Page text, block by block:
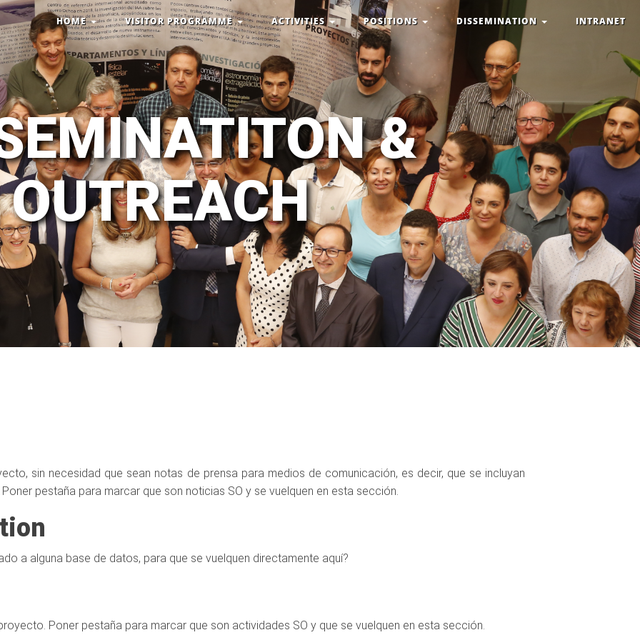
HOME VISITOR PROGRAMME ACTIVITIES POSITIONS DISSEMINATION INTRANET
&
OUTREACH
sin necesidad que sean notas de prensa para medios de comunicación, es decir, que se incluyan
pestaña para marcar que son noticias SO y se vuelquen en esta sección.
a alguna base de datos, para que se vuelquen directamente aquí?
Poner pestaña para marcar que son actividades SO y que se vuelquen en esta sección.